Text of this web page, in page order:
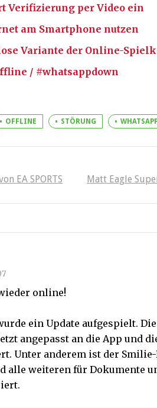
Verifizierung per Video ein
am Smartphone nutzen
Variante der Online-
/ #whatsappdown
OFFLINE STÖRUNG
EA SPORTS
Matt Eagle
online!
ein Update aufgespielt.
angepasst an die App und
Unter anderem ist der
alle weiteren für Dokumente